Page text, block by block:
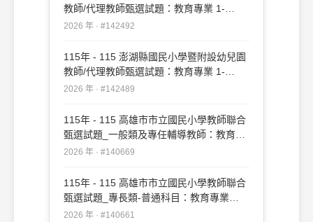
教師/代理教師甄選試題：教育專業 1-
20#142492
2026 年 · #142492
115年 - 115 澎湖縣國民小學暨附設幼兒園
教師/代理教師甄選試題：教育專業 1-
50#142489
2026 年 · #142489
115年 - 115 高雄市市立國民小學教師聯合
甄選試題_一般類及專任輔導教師：教育專
業#140669
2026 年 · #140669
115年 - 115 高雄市市立國民小學教師聯合
甄選試題_專長類-普通科目：教育專業
#140661
2026 年 · #140661